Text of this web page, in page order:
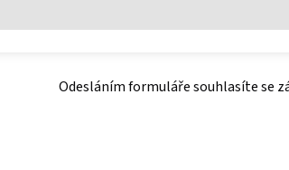
Odesláním formuláře souhlasíte se